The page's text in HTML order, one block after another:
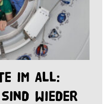
im All:
wieder